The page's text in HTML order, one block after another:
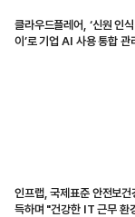
클라우드플레어, ‘신원 인
이’로 기업 AI 사용 통합 관
인프랩, 국제표준 안전보건
득하며 "건강한 IT 근무 환